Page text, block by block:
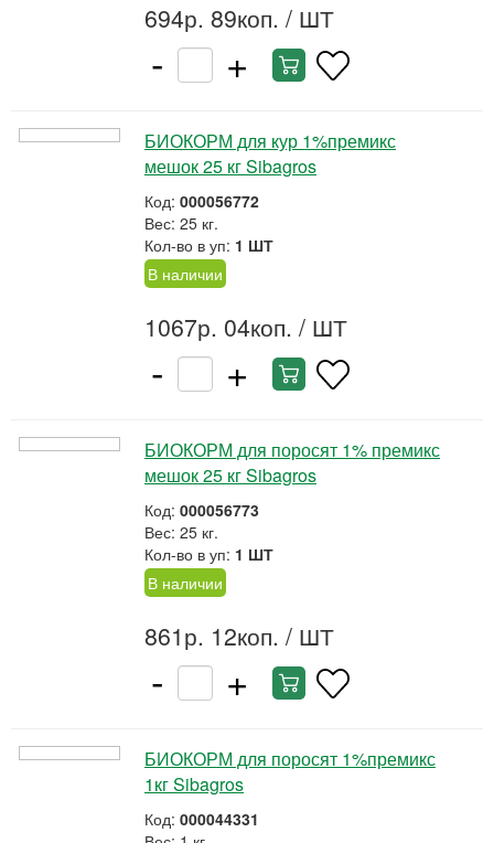
694р. 89коп. / ШТ
- +
БИОКОРМ для кур 1%премикс
мешок 25 кг Sibagros
Код: 000056772
Вес: 25 кг.
Кол-во в уп: 1 ШТ
В наличии
1067р. 04коп. / ШТ
- +
БИОКОРМ для поросят 1% премикс
мешок 25 кг Sibagros
Код: 000056773
Вес: 25 кг.
Кол-во в уп: 1 ШТ
В наличии
861р. 12коп. / ШТ
- +
БИОКОРМ для поросят 1%премикс
1кг Sibagros
Код: 000044331